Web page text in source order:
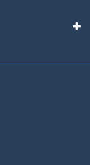
Instagram